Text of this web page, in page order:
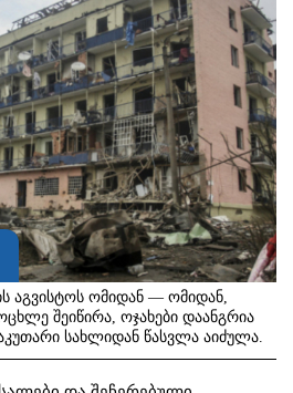
აგვისტოს ომიდან — ომიდან,
შეიწირა, ოჯახები დაანგრია
სახლიდან წასვლა აიძულა.